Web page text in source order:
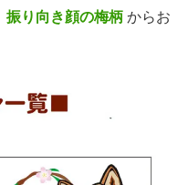
振り向き顔の梅柄からお